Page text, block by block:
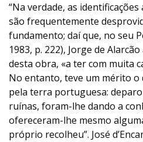
“Na verdade, as
são frequentemente
fundamento; daí que, no seu
1983, p. 222), Jorge de
desta obra, «a ter com muita
No entanto, teve um mérito o
pela terra portuguesa:
ruínas, foram-lhe dando a
ofereceram-lhe mesmo
próprio recolheu”. José